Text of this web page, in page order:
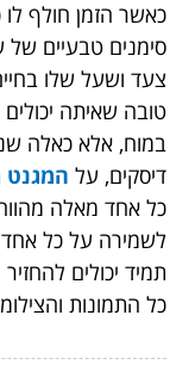
כאשר הזמן חולף לו
סימנים טבעיים של
צעד ושעל שלו
טובה שאיתה
במוח, אלא כאלה
דיסקים, על המגנט
כל אחד מאלה
לשמירה על כל
תמיד יכולים
כל התמונות